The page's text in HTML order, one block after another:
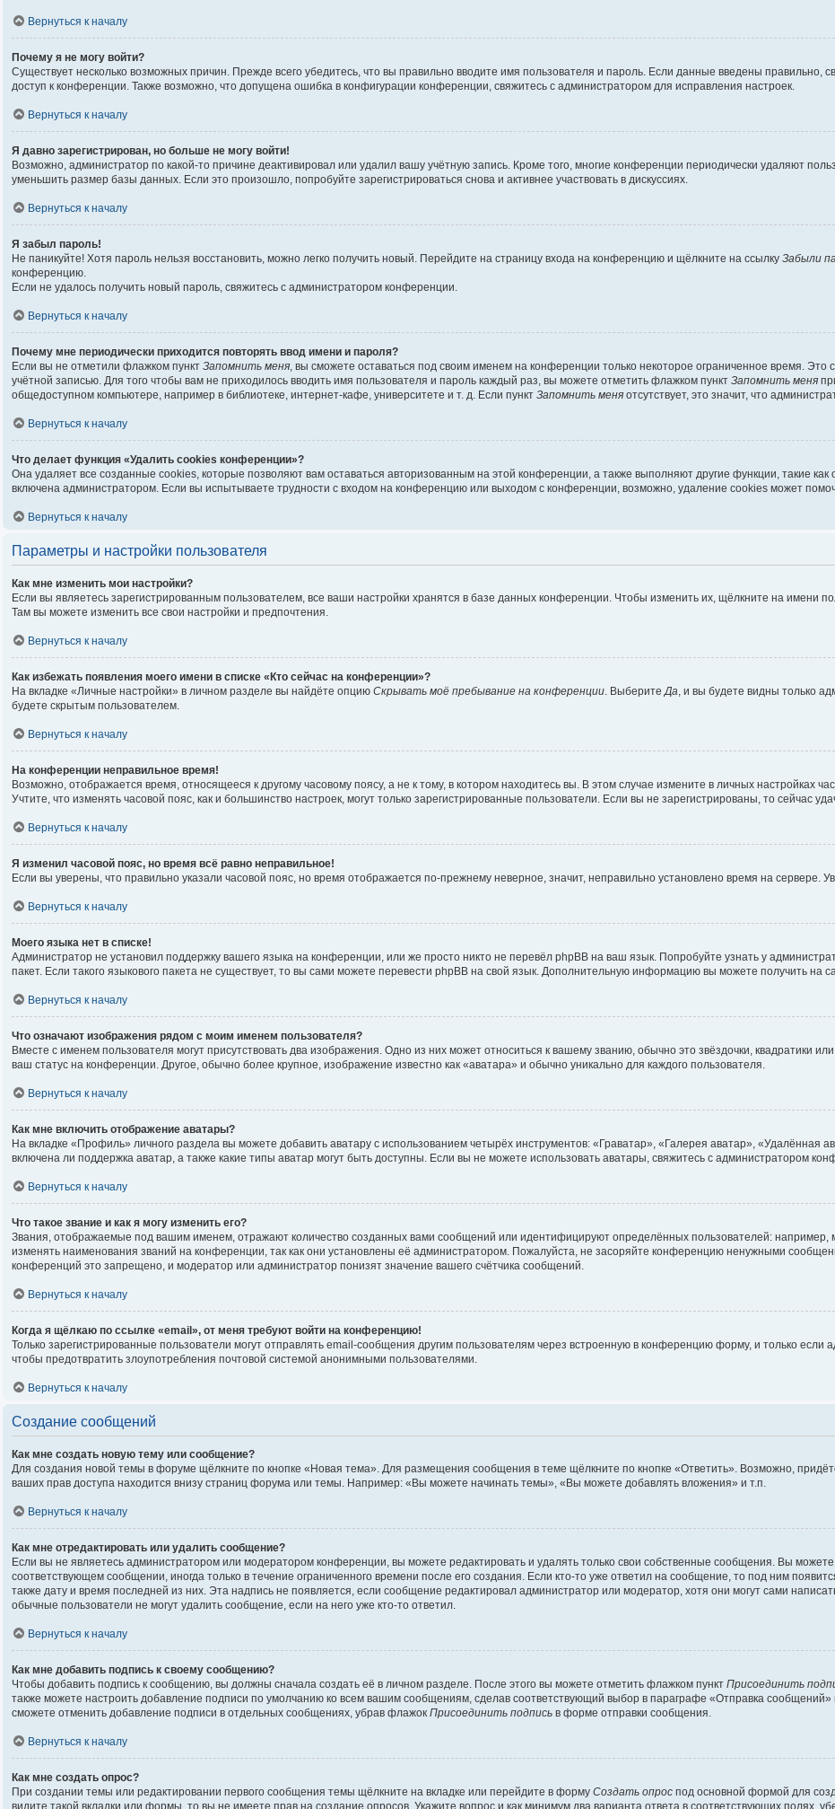
Вернуться к началу
Почему я не могу войти?
Существует несколько возможных причин. Прежде всего убедитесь, что вы правильно вводите имя пользователя и пароль. Если данные введены правильно,
доступ к конференции. Также возможно, что допущена ошибка в конфигурации конференции, свяжитесь с администратором для исправления настроек.
Вернуться к началу
Я давно зарегистрирован, но больше не могу войти!
Возможно, администратор по какой-то причине деактивировал или удалил вашу учётную запись. Кроме того, многие конференции периодически удаляют
уменьшить размер базы данных. Если это произошло, попробуйте зарегистрироваться снова и активнее участвовать в дискуссиях.
Вернуться к началу
Я забыл пароль!
Не паникуйте! Хотя пароль нельзя восстановить, можно легко получить новый. Перейдите на страницу входа на конференцию и щёлкните на ссылку Забыли
конференцию.
Если не удалось получить новый пароль, свяжитесь с администратором конференции.
Вернуться к началу
Почему мне периодически приходится повторять ввод имени и пароля?
Если вы не отметили флажком пункт Запомнить меня, вы сможете оставаться под своим именем на конференции только некоторое ограниченное время. Это
учётной записью. Для того чтобы вам не приходилось вводить имя пользователя и пароль каждый раз, вы можете отметить флажком пункт Запомнить меня
общедоступном компьютере, например в библиотеке, интернет-кафе, университете и т. д. Если пункт Запомнить меня отсутствует, это значит, что
Вернуться к началу
Что делает функция «Удалить cookies конференции»?
Она удаляет все созданные cookies, которые позволяют вам оставаться авторизованным на этой конференции, а также выполняют другие функции, такие
включена администратором. Если вы испытываете трудности с входом на конференцию или выходом с конференции, возможно, удаление cookies может
Вернуться к началу
Параметры и настройки пользователя
Как мне изменить мои настройки?
Если вы являетесь зарегистрированным пользователем, все ваши настройки хранятся в базе данных конференции. Чтобы изменить их, щёлкните на имени
Там вы можете изменить все свои настройки и предпочтения.
Вернуться к началу
Как избежать появления моего имени в списке «Кто сейчас на конференции»?
На вкладке «Личные настройки» в личном разделе вы найдёте опцию Скрывать моё пребывание на конференции. ВыберитеДа, и вы будете видны только
будете скрытым пользователем.
Вернуться к началу
На конференции неправильное время!
Возможно, отображается время, относящееся к другому часовому поясу, а не к тому, в котором находитесь вы. В этом случае измените в личных настройках
Учтите, что изменять часовой пояс, как и большинство настроек, могут только зарегистрированные пользователи. Если вы не зарегистрированы, то сейчас
Вернуться к началу
Я изменил часовой пояс, но время всё равно неправильное!
Если вы уверены, что правильно указали часовой пояс, но время отображается по-прежнему неверное, значит, неправильно установлено время на сервере.
Вернуться к началу
Моего языка нет в списке!
Администратор не установил поддержку вашего языка на конференции, или же просто никто не перевёл phpBB на ваш язык. Попробуйте узнать у
пакет. Если такого языкового пакета не существует, то вы сами можете перевести phpBB на свой язык. Дополнительную информацию вы можете получить на
Вернуться к началу
Что означают изображения рядом с моим именем пользователя?
Вместе с именем пользователя могут присутствовать два изображения. Одно из них может относиться к вашему званию, обычно это звёздочки, квадратики
ваш статус на конференции. Другое, обычно более крупное, изображение известно как «аватара» и обычно уникально для каждого пользователя.
Вернуться к началу
Как мне включить отображение аватары?
На вкладке «Профиль» личного раздела вы можете добавить аватару с использованием четырёх инструментов: «Граватар», «Галерея аватар», «Удалённая
включена ли поддержка аватар, а также какие типы аватар могут быть доступны. Если вы не можете использовать аватары, свяжитесь с администратором
Вернуться к началу
Что такое звание и как я могу изменить его?
Звания, отображаемые под вашим именем, отражают количество созданных вами сообщений или идентифицируют определённых пользователей:
изменять наименования званий на конференции, так как они установлены её администратором. Пожалуйста, не засоряйте конференцию ненужными
конференций это запрещено, и модератор или администратор понизят значение вашего счётчика сообщений.
Вернуться к началу
Когда я щёлкаю по ссылке «email», от меня требуют войти на конференцию!
Только зарегистрированные пользователи могут отправлять email-сообщения другим пользователям через встроенную в конференцию форму, и только если
чтобы предотвратить злоупотребления почтовой системой анонимными пользователями.
Вернуться к началу
Создание сообщений
Как мне создать новую тему или сообщение?
Для создания новой темы в форуме щёлкните по кнопке «Новая тема». Для размещения сообщения в теме щёлкните по кнопке «Ответить». Возможно,
ваших прав доступа находится внизу страниц форума или темы. Например: «Вы можете начинать темы», «Вы можете добавлять вложения» и т.п.
Вернуться к началу
Как мне отредактировать или удалить сообщение?
Если вы не являетесь администратором или модератором конференции, вы можете редактировать и удалять только свои собственные сообщения. Вы
соответствующем сообщении, иногда только в течение ограниченного времени после его создания. Если кто-то уже ответил на сообщение, то под ним
также дату и время последней из них. Эта надпись не появляется, если сообщение редактировал администратор или модератор, хотя они могут сами
обычные пользователи не могут удалить сообщение, если на него уже кто-то ответил.
Вернуться к началу
Как мне добавить подпись к своему сообщению?
Чтобы добавить подпись к сообщению, вы должны сначала создать её в личном разделе. После этого вы можете отметить флажком пункт Присоединить
также можете настроить добавление подписи по умолчанию ко всем вашим сообщениям, сделав соответствующий выбор в параграфе «Отправка
сможете отменить добавление подписи в отдельных сообщениях, убрав флажок Присоединить подпись в форме отправки сообщения.
Вернуться к началу
Как мне создать опрос?
При создании темы или редактировании первого сообщения темы щёлкните на вкладке или перейдите в форму Создать опрос под основной формой для
видите такой вкладки или формы, то вы не имеете прав на создание опросов. Укажите вопрос и как минимум два варианта ответа в соответствующих полях,